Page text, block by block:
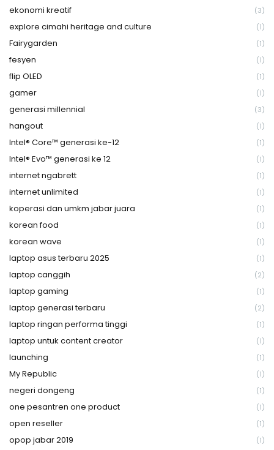
ekonomi kreatif (3)
explore cimahi heritage and culture (1)
Fairygarden (1)
fesyen (1)
flip OLED (1)
gamer (1)
generasi millennial (3)
hangout (1)
Intel® Core™ generasi ke-12 (1)
Intel® Evo™ generasi ke 12 (1)
internet ngabrett (1)
internet unlimited (1)
koperasi dan umkm jabar juara (1)
korean food (1)
korean wave (1)
laptop asus terbaru 2025 (1)
laptop canggih (2)
laptop gaming (1)
laptop generasi terbaru (2)
laptop ringan performa tinggi (1)
laptop untuk content creator (1)
launching (1)
My Republic (1)
negeri dongeng (1)
one pesantren one product (1)
open reseller (1)
opop jabar 2019 (1)